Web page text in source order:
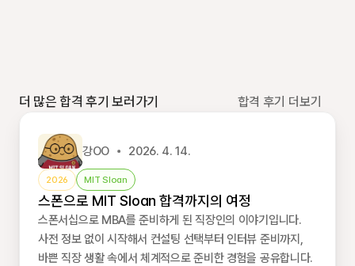
더 많은 합격 후기 보러가기 합격 후기 더보기
강OO 2026. 4. 14.
2026 MIT Sloan
스폰으로 MIT Sloan 합격까지의 여정
스폰서십으로 MBA를 준비하게 된 직장인의 이야기입니다.
사전 정보 없이 시작해서 컨설팅 선택부터 인터뷰 준비까지,
바쁜 직장 생활 속에서 체계적으로 준비한 경험을 공유합니다.